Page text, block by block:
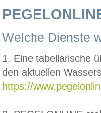
Welche Dienste
1. Eine tabellarische
den aktuellen
https://